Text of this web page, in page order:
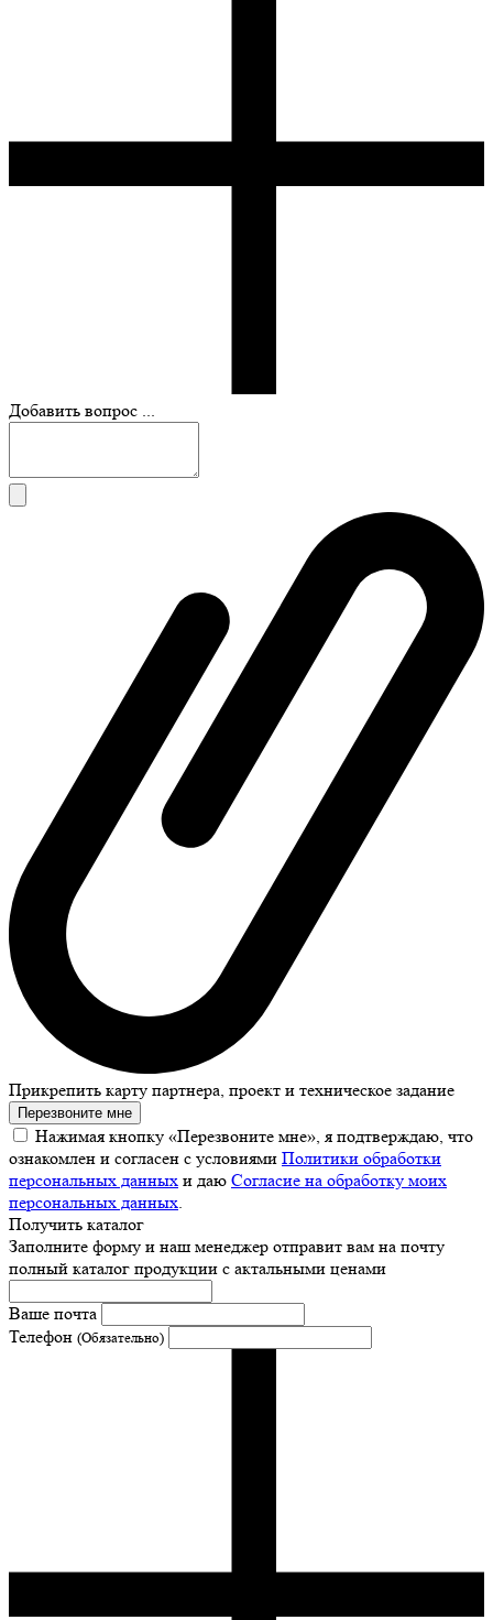
Добавить вопрос ...
Прикрепить карту партнера, проект и техническое задание
Перезвоните мне
Нажимая кнопку «Перезвоните мне», я подтверждаю, что
ознакомлен и согласен с условиями Политики обработки
персональных данных и даю Согласие на обработку моих
персональных данных.
Получить каталог
Заполните форму и наш менеджер отправит вам на почту
полный каталог продукции с актальными ценами
Ваше почта
Телефон (Обязательно)